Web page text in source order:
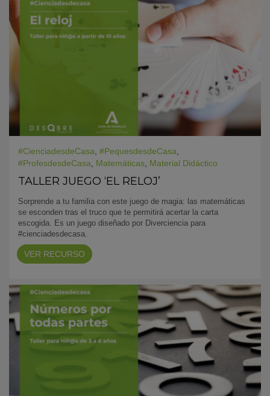
#CienciadesdeCasa, #PequesdesdeCasa,
#ProfesdesdeCasa, Matemáticas, Material Didáctico
TALLER JUEGO ‘EL RELOJ’
Sorprende a tu familia con este juego de magia: las matemáticas
se esconden tras el truco que te permitirá acertar la carta
escogida. Es un juego diseñado por Diverciencia para
#cienciadesdecasa.
VER RECURSO